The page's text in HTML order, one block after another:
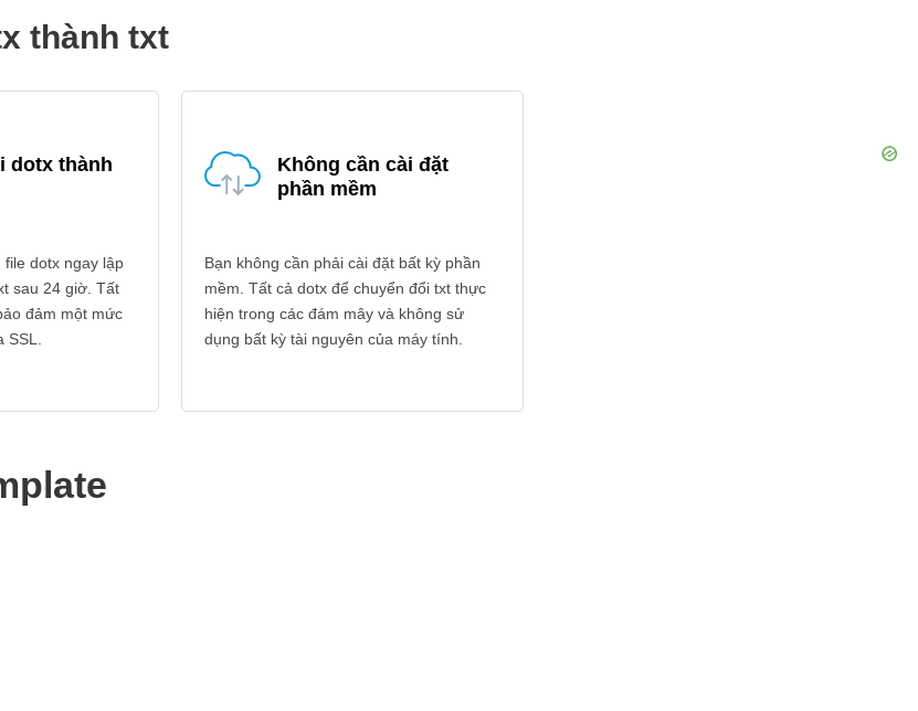
thành txt
dotx thành
file dotx ngay lập
sau 24 giờ. Tất
đảm một mức
Không cần cài đặt
phần mềm
Bạn không cần phải cài đặt bất kỳ phần
mềm. Tất cả dotx để chuyển đổi txt thực
hiện trong các đám mây và không sử
dụng bất kỳ tài nguyên của máy tính.